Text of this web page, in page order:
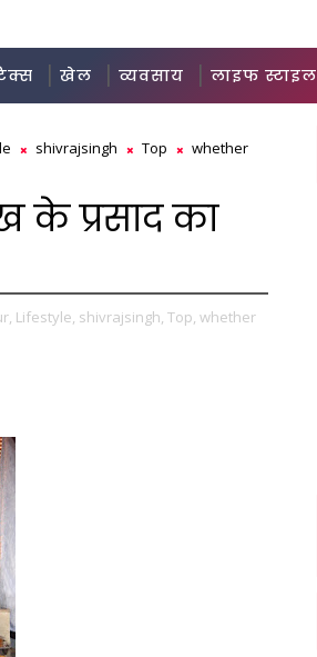
खेल व्यवसाय लाइफ स्टाइल
shivrajsingh Top
whether
के प्रसाद का
Lifestyle, shivrajsingh, Top, whether